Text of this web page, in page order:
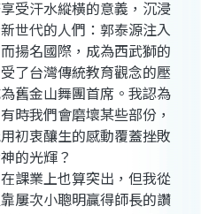
受汗水縱橫的意義，沉浸
世代的人們：郭泰源注入
揚名國際，成為西武獅的
了台灣傳統教育觀念的壓
舊金山舞團首席。我認為
時我們會磨壞某些部份，
初衷釀生的感動覆蓋挫敗
的光輝？
課業上也算突出，但我從
屢次小聰明贏得師長的讚